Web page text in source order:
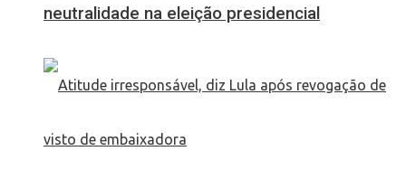
neutralidade na eleição presidencial